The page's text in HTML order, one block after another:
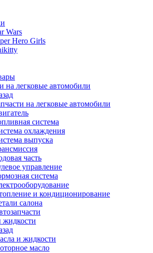
Wars
Hero Girls
на легковые автомобили
на легковые автомобили
система
охлаждения
выпуска
часть
управление
система
и кондиционирование
салона
жидкости
и жидкости
масло